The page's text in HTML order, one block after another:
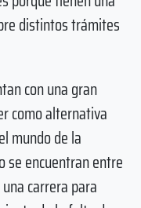
distintos trámites
con una gran
como alternativa
mundo de la
se encuentran entre
carrera para